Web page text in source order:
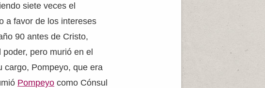
siete veces el
a favor de los intereses
90 antes de Cristo,
pero murió en el
cargo, Pompeyo, que era
Pompeyo como Cónsul